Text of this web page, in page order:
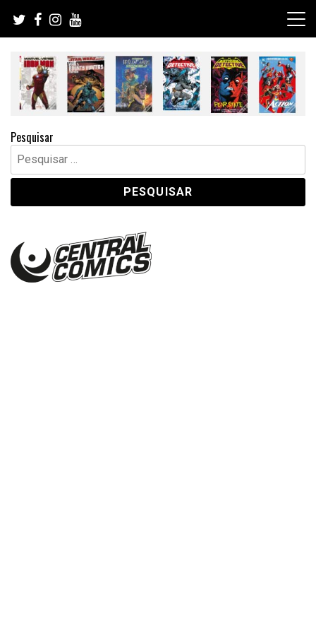
content
Pesquisar
Pesquisar
por: